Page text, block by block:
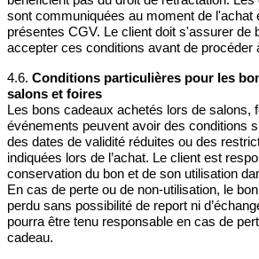
sont communiquées au moment de l'achat
présentes CGV. Le client doit s'assurer de
accepter ces conditions avant de procéder
4.6. Conditions particulières pour les
salons et foires
Les bons cadeaux achetés lors de salons,
événements peuvent avoir des conditions
des dates de validité réduites ou des
indiquées lors de l’achat. Le client est
conservation du bon et de son utilisation
En cas de perte ou de non-utilisation, le
perdu sans possibilité de report ni
pourra être tenu responsable en cas de
cadeau.